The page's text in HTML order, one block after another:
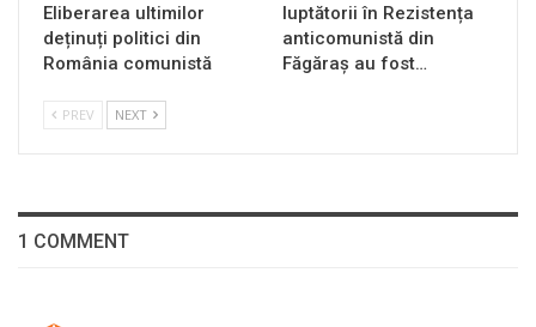
Eliberarea ultimilor
deținuți politici din
România comunistă
luptătorii în Rezistența
anticomunistă din
Făgăraș au fost…
PREV NEXT
1 COMMENT